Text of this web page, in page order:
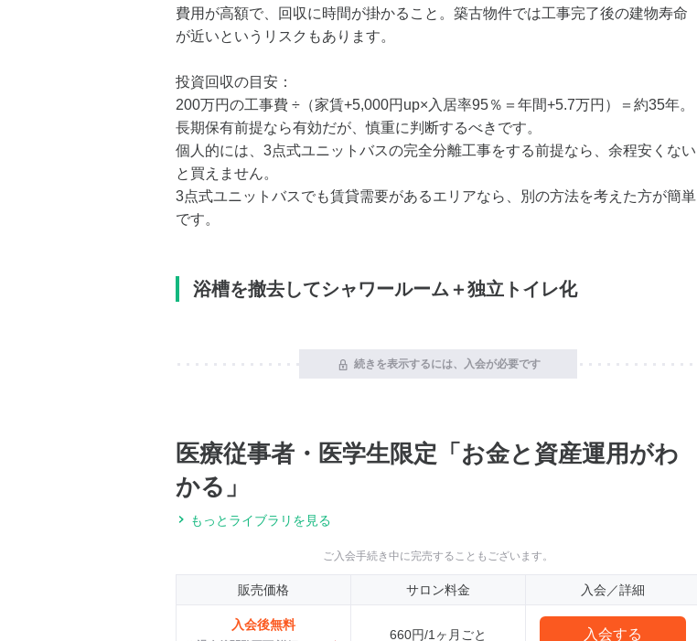
費用が高額で、回収に時間が掛かること。築古物件では工事完了後の建物寿命
が近いというリスクもあります。
投資回収の目安：
200万円の工事費 ÷（家賃+5,000円up×入居率95％＝年間+5.7万円）＝約35年。
長期保有前提なら有効だが、慎重に判断するべきです。
個人的には、3点式ユニットバスの完全分離工事をする前提なら、余程安くない
と買えません。
3点式ユニットバスでも賃貸需要があるエリアなら、別の方法を考えた方が簡単
です。
浴槽を撤去してシャワールーム＋独立トイレ化
続きを表示するには、入会が必要です
医療従事者・医学生限定「お金と資産運用がわ
かる」
もっとライブラリを見る
ご入会手続き中に完売することもございます。
販売価格 サロン料金 入会／詳細
入会後無料
660円/1ヶ月ごと 入会する